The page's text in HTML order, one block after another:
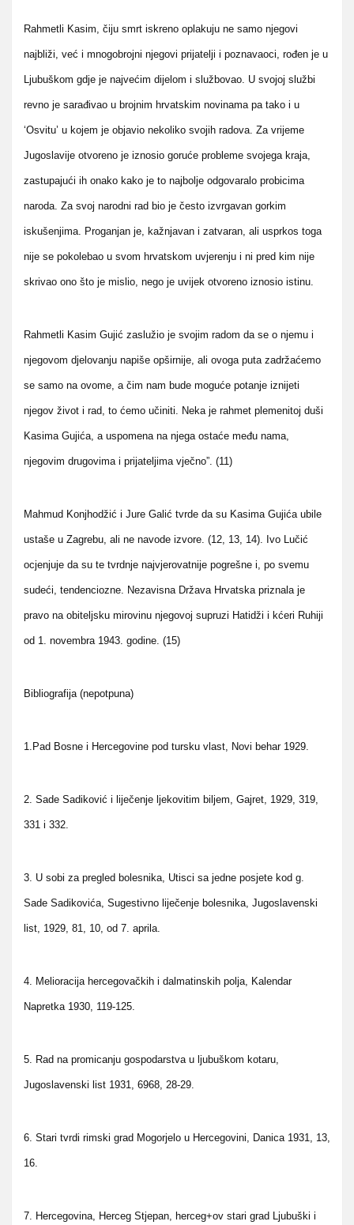
Rahmetli Kasim, čiju smrt iskreno oplakuju ne samo njegovi
najbliži, već i mnogobrojni njegovi prijatelji i poznavaoci, rođen je u
Ljubuškom gdje je najvećim dijelom i službovao. U svojoj službi
revno je sarađivao u brojnim hrvatskim novinama pa tako i u
‘Osvitu’ u kojem je objavio nekoliko svojih radova. Za vrijeme
Jugoslavije otvoreno je iznosio goruće probleme svojega kraja,
zastupajući ih onako kako je to najbolje odgovaralo probicima
naroda. Za svoj narodni rad bio je često izvrgavan gorkim
iskušenjima. Proganjan je, kažnjavan i zatvaran, ali usprkos toga
nije se pokolebao u svom hrvatskom uvjerenju i ni pred kim nije
skrivao ono što je mislio, nego je uvijek otvoreno iznosio istinu.
Rahmetli Kasim Gujić zaslužio je svojim radom da se o njemu i
njegovom djelovanju napiše opširnije, ali ovoga puta zadržaćemo
se samo na ovome, a čim nam bude moguće potanje iznijeti
njegov život i rad, to ćemo učiniti. Neka je rahmet plemenitoj duši
Kasima Gujića, a uspomena na njega ostaće među nama,
njegovim drugovima i prijateljima vječno”. (11)
Mahmud Konjhodžić i Jure Galić tvrde da su Kasima Gujića ubile
ustaše u Zagrebu, ali ne navode izvore. (12, 13, 14). Ivo Lučić
ocjenjuje da su te tvrdnje najvjerovatnije pogrešne i, po svemu
sudeći, tendenciozne. Nezavisna Država Hrvatska priznala je
pravo na obiteljsku mirovinu njegovoj supruzi Hatidži i kćeri Ruhiji
od 1. novembra 1943. godine. (15)
Bibliografija (nepotpuna)
1.Pad Bosne i Hercegovine pod tursku vlast, Novi behar 1929.
2. Sade Sadiković i liječenje ljekovitim biljem, Gajret, 1929, 319,
331 i 332.
3. U sobi za pregled bolesnika, Utisci sa jedne posjete kod g.
Sade Sadikovića, Sugestivno liječenje bolesnika, Jugoslavenski
list, 1929, 81, 10, od 7. aprila.
4. Melioracija hercegovačkih i dalmatinskih polja, Kalendar
Napretka 1930, 119-125.
5. Rad na promicanju gospodarstva u ljubuškom kotaru,
Jugoslavenski list 1931, 6968, 28-29.
6. Stari tvrdi rimski grad Mogorjelo u Hercegovini, Danica 1931, 13,
16.
7. Hercegovina, Herceg Stjepan, herceg+ov stari grad Ljubuški i